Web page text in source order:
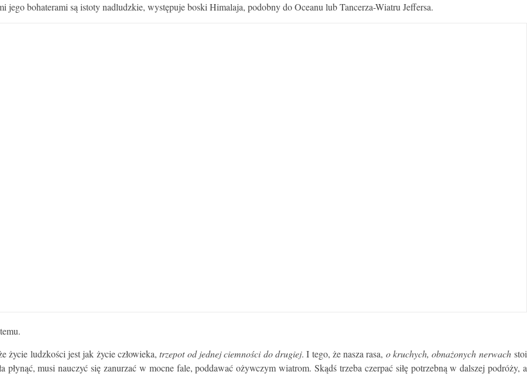
bohaterami są istoty nadludzkie, występuje boski Himalaja, podobny do Oceanu lub Tancerza-Wiatru Jeffersa.
życie ludzkości jest jak życie człowieka,trzepot od jednej ciemności do drugiej. I tego, że nasza rasa, o kruchych, obnażonych nerwachstoi
musi nauczyć się zanurzać w mocne fale, poddawać ożywczym wiatrom. Skądś trzeba czerpać siłę potrzebną w dalszej podróży, a